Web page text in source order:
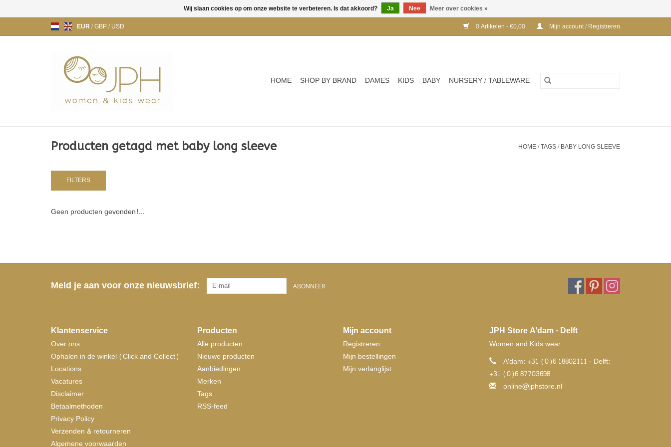
EUR/GBP/USD 0 Artikelen - €0,00 Mijn account / Registreren
HOME SHOP BY BRAND DAMES KIDS BABY NURSERY / TABLEWARE
Producten getagd met baby long sleeve HOME/TAGS/BABY LONG SLEEVE
FILTERS
Geen producten gevonden!...
Meld je aan voor onze nieuwsbrief: ABONNEER
Klantenservice
Over ons
Ophalen in de winkel (Click and Collect)
Locations
Vacatures
Disclaimer
Betaalmethoden
Privacy Policy
Verzenden & retourneren
Algemene voorwaarden
Producten
Alle producten
Nieuwe producten
Aanbiedingen
Merken
Tags
RSS-feed
Mijn account
Registreren
Mijn bestellingen
Mijn verlanglijst
JPH Store A'dam - Delft
Women and Kids wear
A'dam: +31 (0)6 18802111 - Delft:
+31 (0)6 87703698
online@jphstore.nl
Wij slaan cookies op om onze website te verbeteren. Is dat akkoord? Ja Nee Meer over cookies »